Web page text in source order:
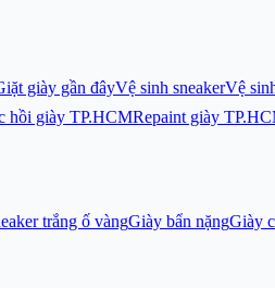
giày gần đâyVệ sinh sneakerVệ
hồi giày TP.HCMRepaint giày
trắng ố vàngGiày bẩn nặngGiày